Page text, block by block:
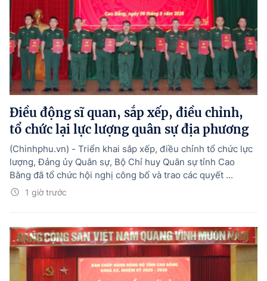
Điều động sĩ quan, sắp xếp, điều chỉnh,
tổ chức lại lực lượng quân sự địa phương
1 giờ trước
(Chinhphu.vn) - Triển khai sắp xếp, điều chỉnh tổ chức lực
lượng, Đảng ủy Quân sự, Bộ Chỉ huy Quân sự tỉnh Cao
Bằng đã tổ chức hội nghị công bố và trao các quyết ...